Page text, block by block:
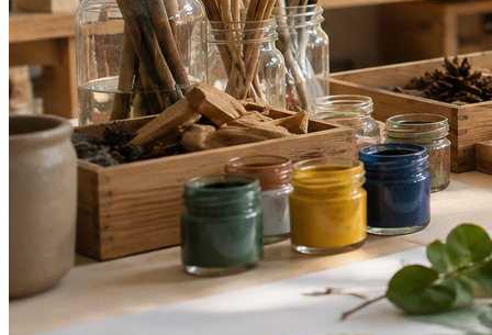
Internacional